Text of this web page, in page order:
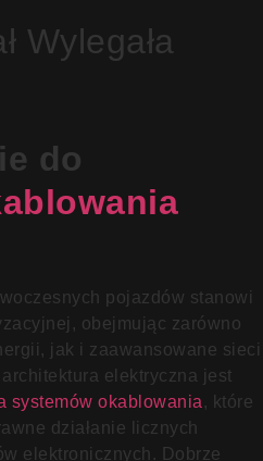
Wylegała
do
pojazdów stanowi
obejmując zarówno
jak i zaawansowane sieci
elektryczna jest
systemów okablowania , które
działanie licznych
elektronicznych. Dobrze